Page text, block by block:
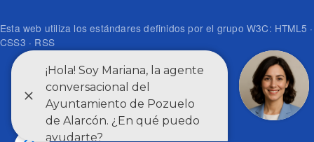
Esta web utiliza los estándares definidos por el grupo W3C: HTML5 ·
CSS3 · RSS